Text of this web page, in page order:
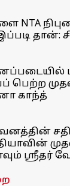
NTA
தான்:
பெற்ற
காந்த்
ஸ்ரீதர்